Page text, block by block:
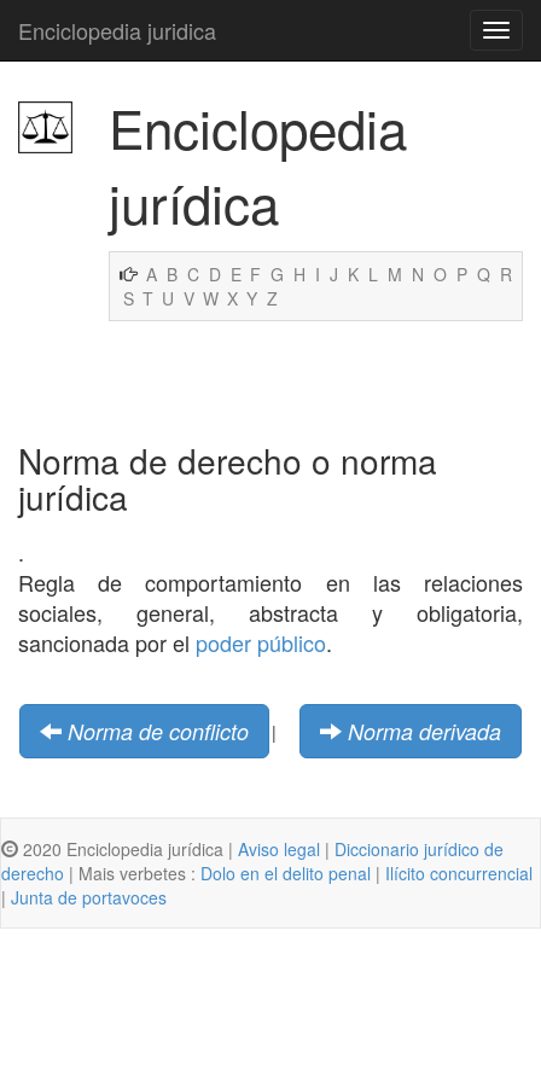
Enciclopedia juridica
Enciclopedia
jurídica
A B C D E F G H I J K L M N O P Q R
S T U V W X Y Z
Norma de derecho o norma
jurídica
.
Regla de comportamiento en las relaciones
sociales, general, abstracta y obligatoria,
sancionada por el poder público.
Norma de conflicto | Norma derivada
2020 Enciclopedia jurídica | Aviso legal | Diccionario jurídico de
derecho | Mais verbetes : Dolo en el delito penal | Ilícito concurrencial
| Junta de portavoces